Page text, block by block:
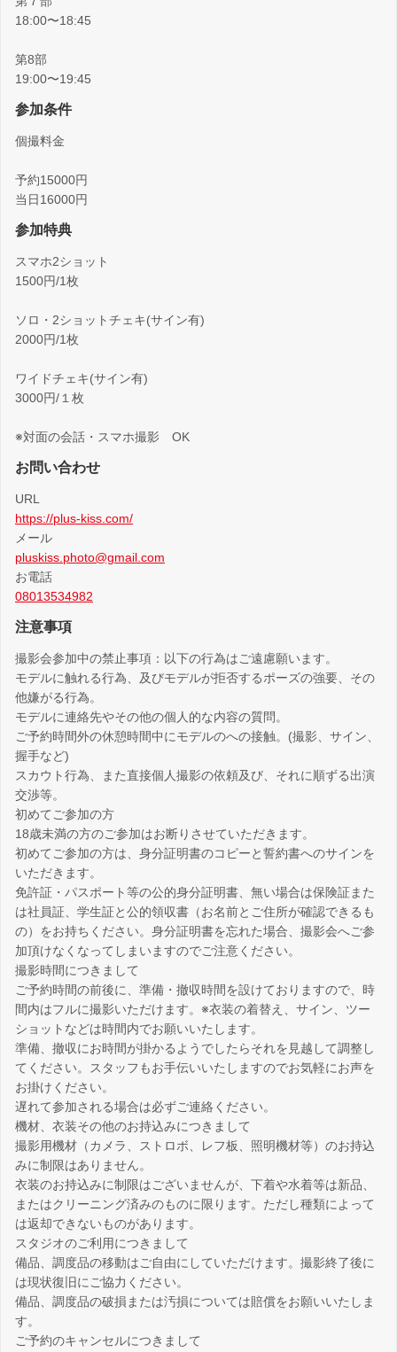
18:00〜18:45
第8部
19:00〜19:45
参加条件
個撮料金
予約15000円
当日16000円
参加特典
スマホ2ショット
1500円/1枚
ソロ・2ショットチェキ(サイン有)
2000円/1枚
ワイドチェキ(サイン有)
3000円/１枚
※対面の会話・スマホ撮影 OK
お問い合わせ
URL
https://plus-kiss.com/
メール
pluskiss.photo@gmail.com
お電話
08013534982
注意事項
撮影会参加中の禁止事項：以下の行為はご遠慮願います。
モデルに触れる行為、及びモデルが拒否するポーズの強要、その
他嫌がる行為。
モデルに連絡先やその他の個人的な内容の質問。
ご予約時間外の休憩時間中にモデルのへの接触。(撮影、サイン、
握手など)
スカウト行為、また直接個人撮影の依頼及び、それに順ずる出演
交渉等。
初めてご参加の方
18歳未満の方のご参加はお断りさせていただきます。
初めてご参加の方は、身分証明書のコピーと誓約書へのサインを
いただきます。
免許証・パスポート等の公的身分証明書、無い場合は保険証また
は社員証、学生証と公的領収書（お名前とご住所が確認できるも
の）をお持ちください。身分証明書を忘れた場合、撮影会へご参
加頂けなくなってしまいますのでご注意ください。
撮影時間につきまして
ご予約時間の前後に、準備・撤収時間を設けておりますので、時
間内はフルに撮影いただけます。※衣装の着替え、サイン、ツー
ショットなどは時間内でお願いいたします。
準備、撤収にお時間が掛かるようでしたらそれを見越して調整し
てください。スタッフもお手伝いいたしますのでお気軽にお声を
お掛けください。
遅れて参加される場合は必ずご連絡ください。
機材、衣装その他のお持込みにつきまして
撮影用機材（カメラ、ストロボ、レフ板、照明機材等）のお持込
みに制限はありません。
衣装のお持込みに制限はございませんが、下着や水着等は新品、
またはクリーニング済みのものに限ります。ただし種類によって
は返却できないものがあります。
スタジオのご利用につきまして
備品、調度品の移動はご自由にしていただけます。撮影終了後に
は現状復旧にご協力ください。
備品、調度品の破損または汚損については賠償をお願いいたしま
す。
ご予約のキャンセルにつきまして